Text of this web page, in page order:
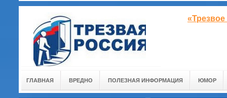
ГЛАВНАЯ ВРЕДНО ПОЛЕЗНАЯ ИНФОРМАЦИЯ ЮМОР